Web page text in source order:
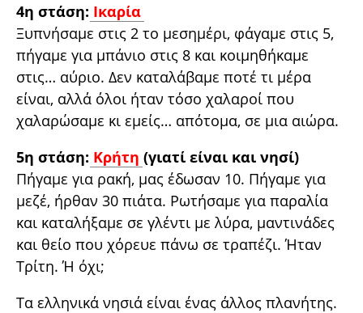
4η στάση: Ικαρία
Ξυπνήσαμε στις 2 το μεσημέρι, φάγαμε στις 5,
πήγαμε για μπάνιο στις 8 και κοιμηθήκαμε
στις… αύριο. Δεν καταλάβαμε ποτέ τι μέρα
είναι, αλλά όλοι ήταν τόσο χαλαροί που
χαλαρώσαμε κι εμείς… απότομα, σε μια αιώρα.
5η στάση: Κρήτη (γιατί είναι και νησί)
Πήγαμε για ρακή, μας έδωσαν 10. Πήγαμε για
μεζέ, ήρθαν 30 πιάτα. Ρωτήσαμε για παραλία
και καταλήξαμε σε γλέντι με λύρα, μαντινάδες
και θείο που χόρευε πάνω σε τραπέζι. Ήταν
Τρίτη. Ή όχι;
Τα ελληνικά νησιά είναι ένας άλλος πλανήτης.